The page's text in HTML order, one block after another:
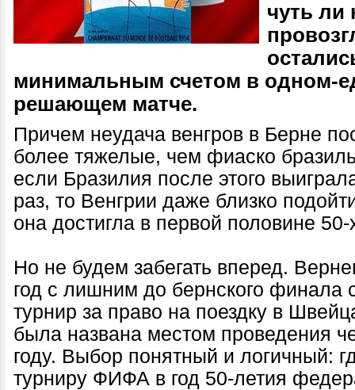
чуть ли
минимальным счетом в одном-
решающем матче.
Причем неудача венгров в Берне
более тяжелые, чем фиаско
если Бразилия после этого
раз, то Венгрии даже близко
она достигла в первой половине
Но не будем забегать вперед.
год с лишним до бернского финала
турнир за право на поездку в
была названа местом проведения
году. Выбор понятный и логичный:
турниру ФИФА в год 50-летия